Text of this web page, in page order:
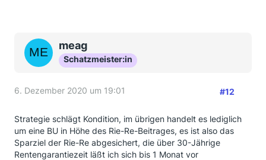
meag
Schatzmeister:in
6. Dezember 2020 um 19:01 #12
Strategie schlägt Kondition, im übrigen handelt es lediglich
um eine BU in Höhe des Rie-Re-Beitrages, es ist also das
Sparziel der Rie-Re abgesichert, die über 30-Jährige
Rentengarantiezeit läßt ich sich bis 1 Monat vor